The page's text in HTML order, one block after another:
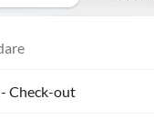
Check-out